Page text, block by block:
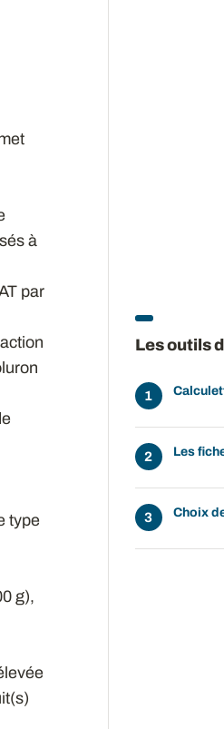
à
par
type
g),
Les outils
Les
Choix